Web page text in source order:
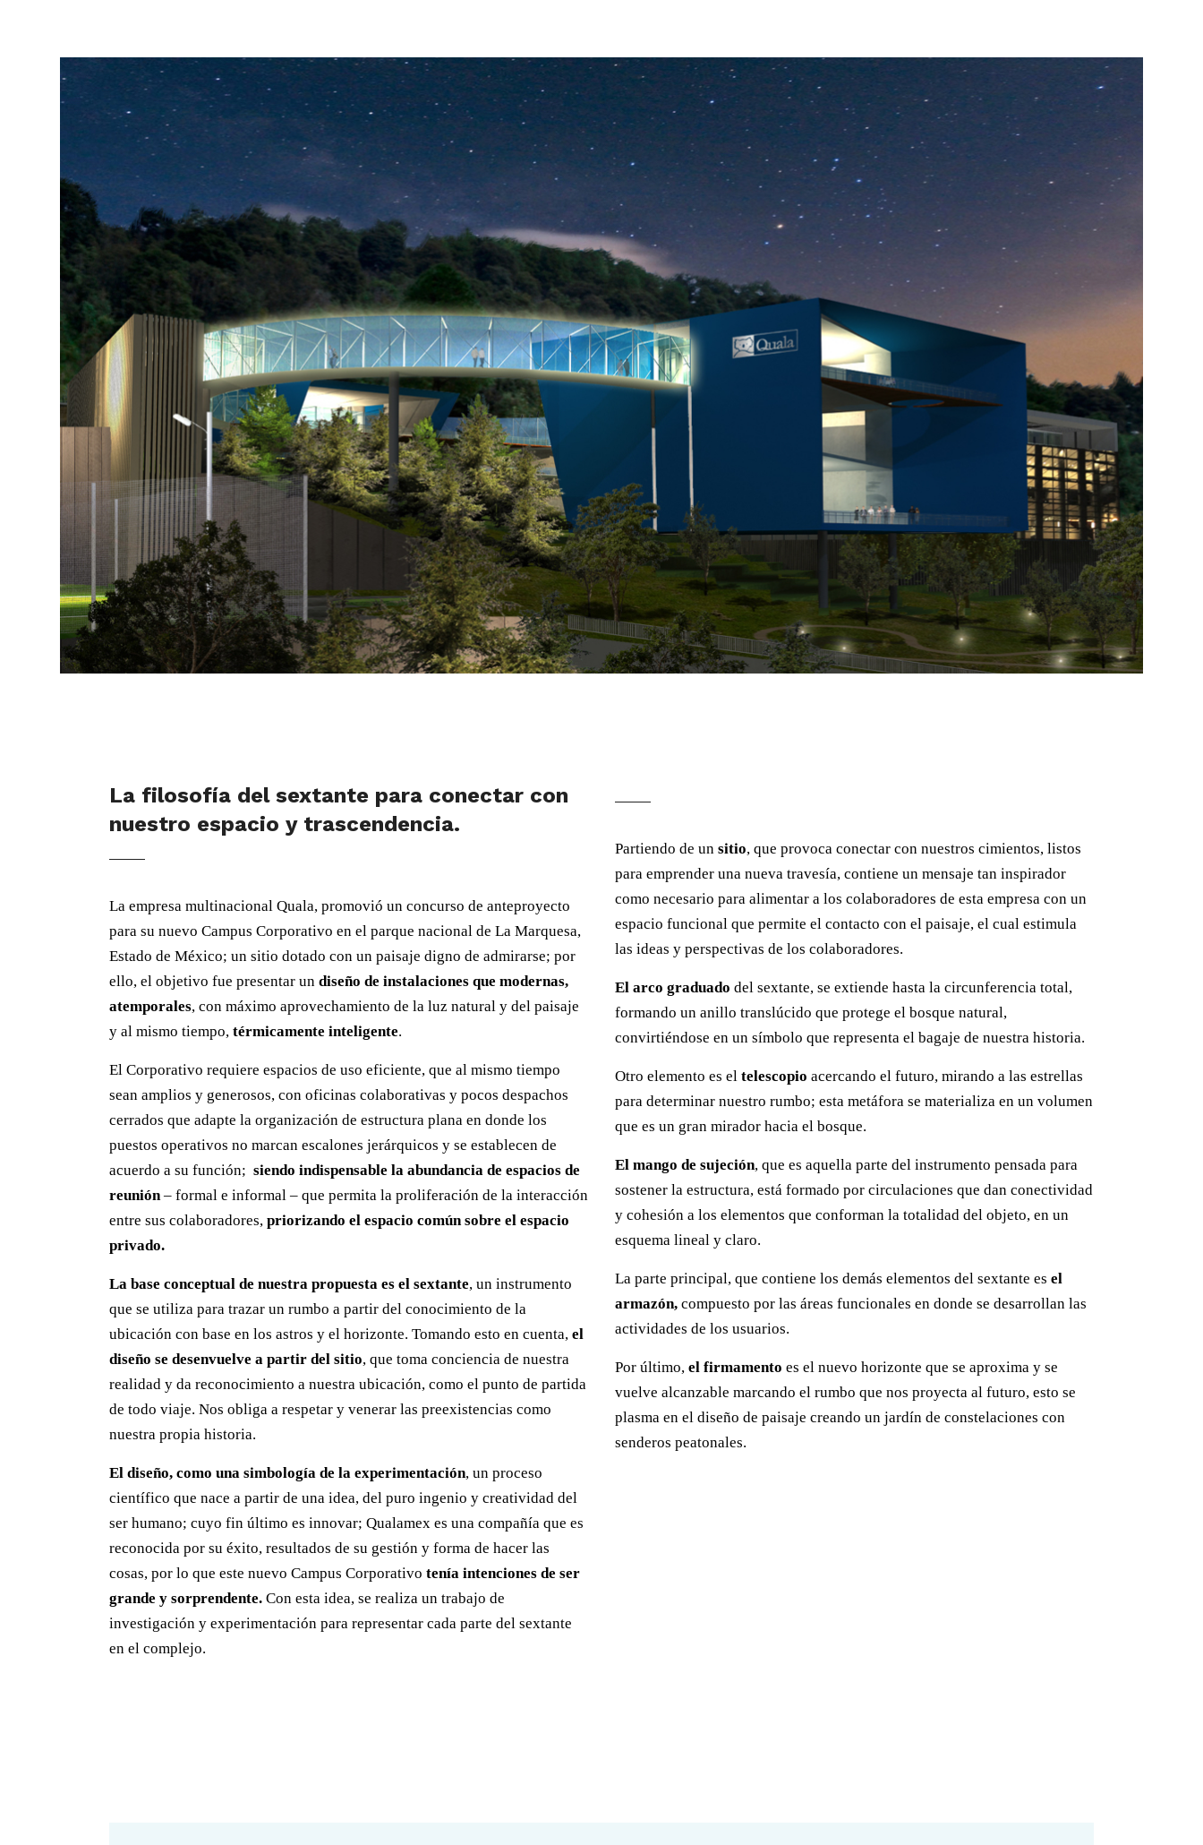
La filosofía del sextante para conectar con
nuestro espacio y trascendencia.
La empresa multinacional Quala, promovió un concurso de anteproyecto
para su nuevo Campus Corporativo en el parque nacional de La Marquesa,
Estado de México; un sitio dotado con un paisaje digno de admirarse; por
ello, el objetivo fue presentar un diseño de instalaciones que modernas,
atemporales, con máximo aprovechamiento de la luz natural y del paisaje
y al mismo tiempo, térmicamente inteligente.
El Corporativo requiere espacios de uso eficiente, que al mismo tiempo
sean amplios y generosos, con oficinas colaborativas y pocos despachos
cerrados que adapte la organización de estructura plana en donde los
puestos operativos no marcan escalones jerárquicos y se establecen de
acuerdo a su función; siendo indispensable la abundancia de espacios de
reunión– formal e informal – que permita la proliferación de la interacción
entre sus colaboradores, priorizando el espacio común sobre el espacio
privado.
La base conceptual de nuestra propuesta es el sextante, un instrumento
que se utiliza para trazar un rumbo a partir del conocimiento de la
ubicación con base en los astros y el horizonte. Tomando esto en cuenta, el
diseño se desenvuelve a partir del sitio, que toma conciencia de nuestra
realidad y da reconocimiento a nuestra ubicación, como el punto de partida
de todo viaje. Nos obliga a respetar y venerar las preexistencias como
nuestra propia historia.
El diseño, como una simbología de la experimentación, un proceso
científico que nace a partir de una idea, del puro ingenio y creatividad del
ser humano; cuyo fin último es innovar; Qualamex es una compañía que es
reconocida por su éxito, resultados de su gestión y forma de hacer las
cosas, por lo que este nuevo Campus Corporativo tenía intenciones de ser
grande y sorprendente. Con esta idea, se realiza un trabajo de
investigación y experimentación para representar cada parte del sextante
en el complejo.
Partiendo de un sitio, que provoca conectar con nuestros cimientos, listos
para emprender una nueva travesía, contiene un mensaje tan inspirador
como necesario para alimentar a los colaboradores de esta empresa con un
espacio funcional que permite el contacto con el paisaje, el cual estimula
las ideas y perspectivas de los colaboradores.
El arco graduado del sextante, se extiende hasta la circunferencia total,
formando un anillo translúcido que protege el bosque natural,
convirtiéndose en un símbolo que representa el bagaje de nuestra historia.
Otro elemento es el telescopio acercando el futuro, mirando a las estrellas
para determinar nuestro rumbo; esta metáfora se materializa en un volumen
que es un gran mirador hacia el bosque.
El mango de sujeción, que es aquella parte del instrumento pensada para
sostener la estructura, está formado por circulaciones que dan conectividad
y cohesión a los elementos que conforman la totalidad del objeto, en un
esquema lineal y claro.
La parte principal, que contiene los demás elementos del sextante es el
armazón, compuesto por las áreas funcionales en donde se desarrollan las
actividades de los usuarios.
Por último, el firmamento es el nuevo horizonte que se aproxima y se
vuelve alcanzable marcando el rumbo que nos proyecta al futuro, esto se
plasma en el diseño de paisaje creando un jardín de constelaciones con
senderos peatonales.